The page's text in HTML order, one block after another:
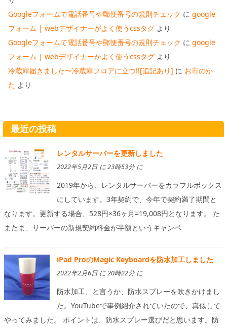
Googleフォームで電話番号や郵便番号の規則チェック に google
フォーム | webデザイナーがよく使うcssタグ より
Googleフォームで電話番号や郵便番号の規則チェック に google
フォーム | webデザイナーがよく使うcssタグ より
冷蔵庫届きました〜冷蔵庫フロアに立つ!![追記あり] に お市のか
た より
最近の投稿
レンタルサーバーを更新しました
2022年5月2日 に 23時53分 に
2019年から、レンタルサーバーをカラフルボックス
にしています。3年契約で、今年で契約満了期間と
なります。更新する場合、528円×36ヶ月=19,008円となります。 た
またま、サーバーの新規契約料金が半額というキャンペ
iPad ProのMagic Keyboardを防水加工しました
2022年2月6日 に 20時22分 に
防水加工、と言うか、防水スプレーを吹きかけまし
た。YouTubeで事例紹介されていたので、真似して
やってみました。 ポイントは、防水スプレー選びだと思います。防